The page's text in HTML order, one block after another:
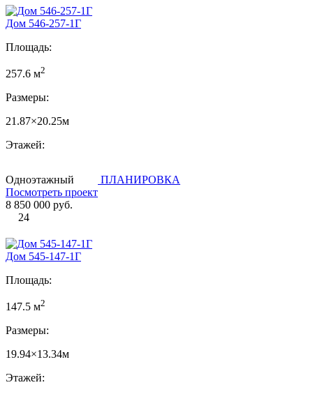
Дом 546-257-1Г
Площадь:
257.6 м2
Размеры:
21.87×20.25м
Этажей:
Одноэтажный
ПЛАНИРОВКА
Посмотреть проект
8 850 000 руб.
24
Дом 545-147-1Г
Площадь:
147.5 м2
Размеры:
19.94×13.34м
Этажей: